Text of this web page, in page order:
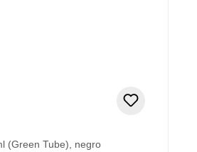
(Green Tube), negro